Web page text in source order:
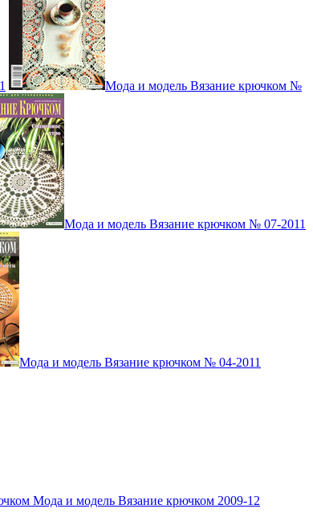
Мода и модель Вязание крючком №
Мода и модель Вязание крючком № 07-2011
Мода и модель Вязание крючком № 04-2011
Мода и модель Вязание крючком 2009-12